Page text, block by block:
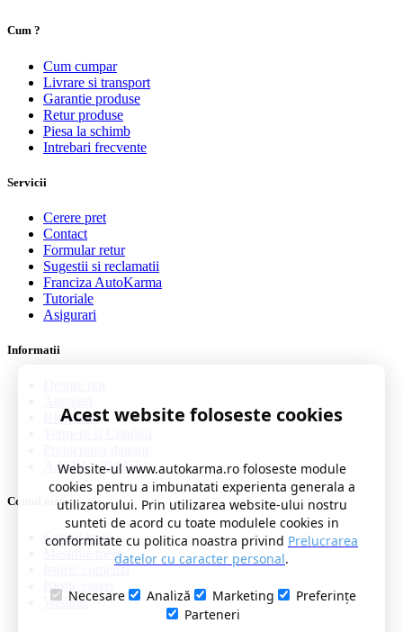
Cum ?
Cum cumpar
Livrare si transport
Garantie produse
Retur produse
Piesa la schimb
Intrebari frecvente
Servicii
Cerere pret
Contact
Formular retur
Sugestii si reclamatii
Franciza AutoKarma
Tutoriale
Asigurari
Informatii
Blog auto
A.N.P.C. 0219551
Contul meu
Contul meu
Masinile mele
Istoric comenzi
Istoric cereri
Wishlist
Acest website foloseste cookies
Website-ul www.autokarma.ro foloseste module
cookies pentru a imbunatati experienta generala a
utilizatorului. Prin utilizarea website-ului nostru
sunteti de acord cu toate modulele cookies in
conformitate cu politica noastra privind Prelucrarea
datelor cu caracter personal.
Necesare Analiză Marketing
Preferințe
Parteneri